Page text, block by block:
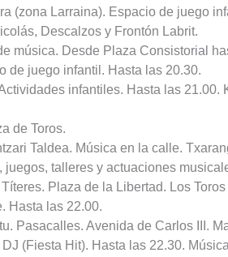
(zona Larraina). Espacio de juego
Descalzos y Frontón Labrit.
música. Desde Plaza Consistorial
de juego infantil. Hasta las 20.30.
infantiles. Hasta las
de Toros.
Taldea. Música en la calle.
talleres y actuaciones
Plaza de la Libertad. Los
Hasta las 22.00.
Pasacalles. Avenida de Carlos III.
(Fiesta Hit). Hasta las 22.30.